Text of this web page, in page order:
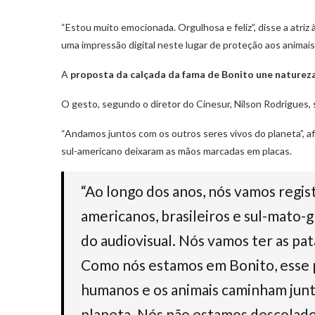
“Estou muito emocionada. Orgulhosa e feliz”, disse a atriz
uma impressão digital neste lugar de proteção aos
A proposta da calçada da fama de Bonito une
O gesto, segundo o diretor do Cinesur, Nilson
“Andamos juntos com os outros seres vivos do
sul-americano deixaram as mãos marcadas em placas.
“Ao longo dos anos, nós vamos
americanos, brasileiros e sul-mato-
do audiovisual. Nós vamos ter as
Como nós estamos em Bonito,
humanos e os animais caminham